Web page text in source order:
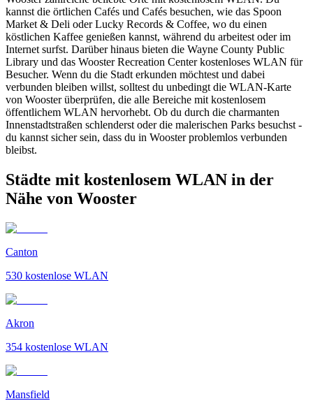
kannst die örtlichen Cafés und Cafés besuchen, wie das Spoon
Market & Deli oder Lucky Records & Coffee, wo du einen
köstlichen Kaffee genießen kannst, während du arbeitest oder im
Internet surfst. Darüber hinaus bieten die Wayne County Public
Library und das Wooster Recreation Center kostenloses WLAN für
Besucher. Wenn du die Stadt erkunden möchtest und dabei
verbunden bleiben willst, solltest du unbedingt die WLAN-Karte
von Wooster überprüfen, die alle Bereiche mit kostenlosem
öffentlichem WLAN hervorhebt. Ob du durch die charmanten
Innenstadtstraßen schlenderst oder die malerischen Parks besuchst -
du kannst sicher sein, dass du in Wooster problemlos verbunden
bleibst.
Städte mit kostenlosem WLAN in der
Nähe von Wooster
Canton
530 kostenlose WLAN
Akron
354 kostenlose WLAN
Mansfield